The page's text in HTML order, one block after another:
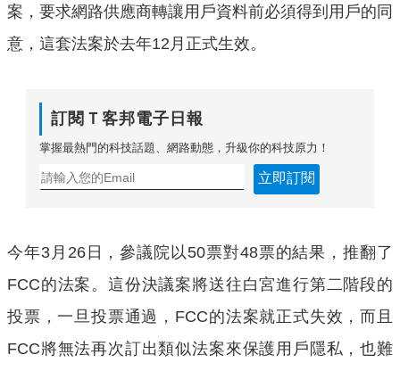
案，要求網路供應商轉讓用戶資料前必須得到用戶的同
意，這套法案於去年12月正式生效。
訂閱Ｔ客邦電子日報
掌握最熱門的科技話題、網路動態，升級你的科技原力！
立即訂閱
今年3月26日，參議院以50票對48票的結果，推翻了
FCC的法案。這份決議案將送往白宮進行第二階段的
投票，一旦投票通過，FCC的法案就正式失效，而且
FCC將無法再次訂出類似法案來保護用戶隱私，也難